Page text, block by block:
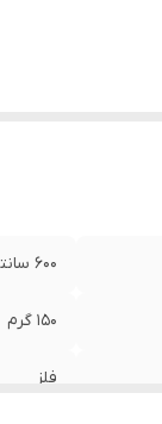
۶۰۰ سانتی‌متر
150 گرم
فلز